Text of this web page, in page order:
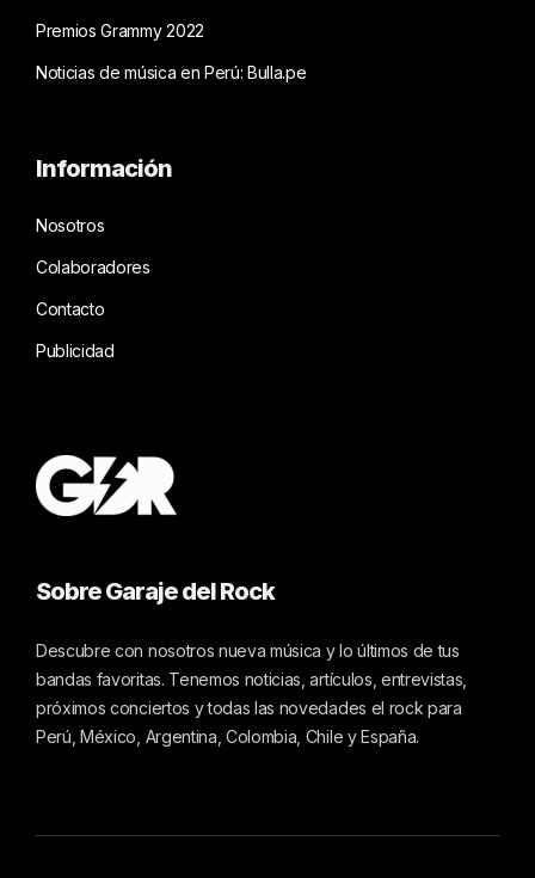
Premios Grammy 2022
Noticias de música en Perú: Bulla.pe
Información
Nosotros
Colaboradores
Contacto
Publicidad
Sobre Garaje del Rock
Descubre con nosotros nueva música y lo últimos de tus
bandas favoritas. Tenemos noticias, artículos, entrevistas,
próximos conciertos y todas las novedades el rock para
Perú, México, Argentina, Colombia, Chile y España.